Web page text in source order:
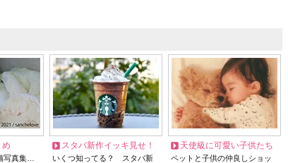
め
写真集…
スタバ新作イッキ見せ！
いくつ知ってる？ スタバ新
天使級に可愛い子供たち
ペットと子供の仲良しショッ